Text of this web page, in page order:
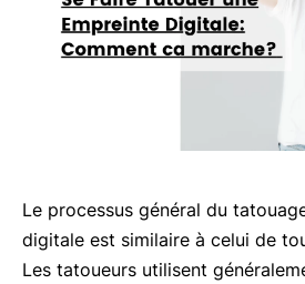
Le processus général du
digitale est similaire à celui de
Les tatoueurs utilisent